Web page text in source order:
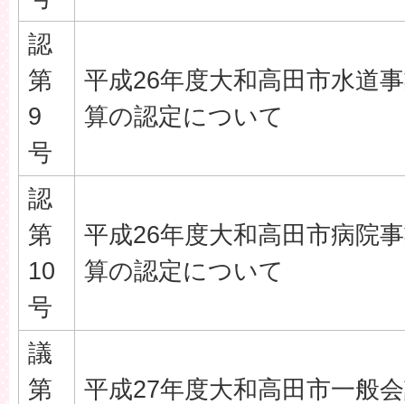
認
第
9
号
平成26年度大和高田市水道
算の認定について
認
第
10
号
平成26年度大和高田市病院
算の認定について
議
第
平成27年度大和高田市一般